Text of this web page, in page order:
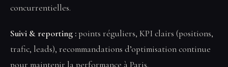
concurrentielles.
Suivi & reporting :points réguliers, KPI clairs (positions,
trafic, leads), recommandations d’optimisation continue
pour maintenir la performance à Paris.